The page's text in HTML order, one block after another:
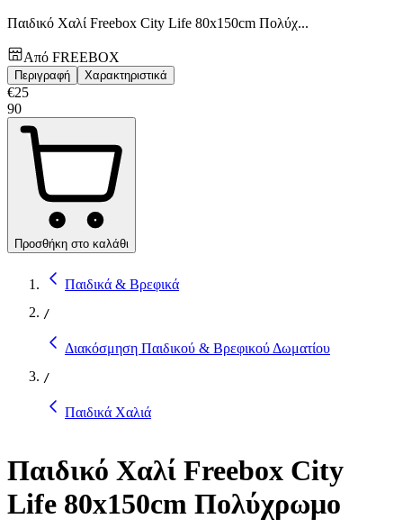
Παιδικό Χαλί Freebox City Life 80x150cm Πολύχ...
Από FREEBOX
Περιγραφή Χαρακτηριστικά
€25
90
Προσθήκη στο καλάθι
Παιδικά & Βρεφικά
/
Διακόσμηση Παιδικού & Βρεφικού Δωματίου
/
Παιδικά Χαλιά
Παιδικό Χαλί Freebox City
Life 80x150cm Πολύχρωμο